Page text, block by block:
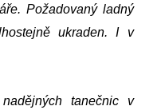
Požadovaný ladný
ukraden. I v
tanečnic v